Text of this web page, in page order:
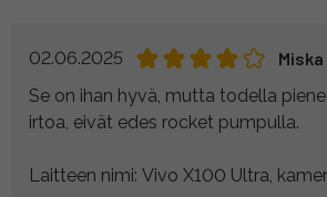
02.06.2025
Miska
Se on ihan hyvä, mutta todella
irtoa, eivät edes rocket pumpulla.
Laitteen nimi: Vivo X100 Ultra,